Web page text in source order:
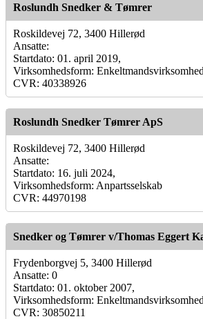
Roslundh Snedker & Tømrer
Roskildevej 72, 3400 Hillerød
Ansatte:
Startdato: 01. april 2019,
Virksomhedsform: Enkeltmandsvirksomhed
CVR: 40338926
Roslundh Snedker Tømrer ApS
Roskildevej 72, 3400 Hillerød
Ansatte:
Startdato: 16. juli 2024,
Virksomhedsform: Anpartsselskab
CVR: 44970198
Snedker og Tømrer v/Thomas Eggert
Frydenborgvej 5, 3400 Hillerød
Ansatte: 0
Startdato: 01. oktober 2007,
Virksomhedsform: Enkeltmandsvirksomhed
CVR: 30850211